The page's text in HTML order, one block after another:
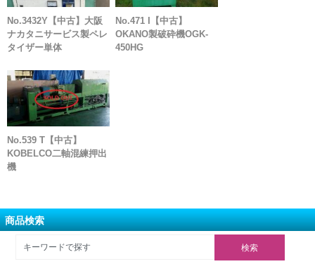
No.3432Y【中古】大阪
ナカタニサービス製ペレ
タイザー単体
No.471 I【中古】
OKANO製破砕機OGK-
450HG
No.539 T【中古】
KOBELCO二軸混練押出
機
商品検索